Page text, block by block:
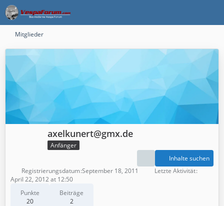
Mitglieder
axelkunert@gmx.de
Anfänger
Punkte
20
Beiträge
2
Inhalte suchen
Registrierungsdatum September 18, 2011
Letzte Aktivität
April 22, 2012 at 12:50